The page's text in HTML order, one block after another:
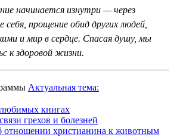
начинается изнутри — через
себя, прощение обид других людей,
и мир в сердце. Спасая душу, мы
к здоровой жизни.
Актуальная тема:
книгах
грехов и болезней
отношении христианина к животным